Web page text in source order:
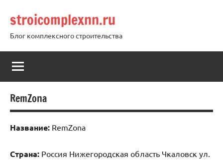
содержимому
stroicomplexnn.ru
Блог комплексного строительства
RemZona
Название: RemZona
Страна: Россия Нижегородская область Чкаловск ул.